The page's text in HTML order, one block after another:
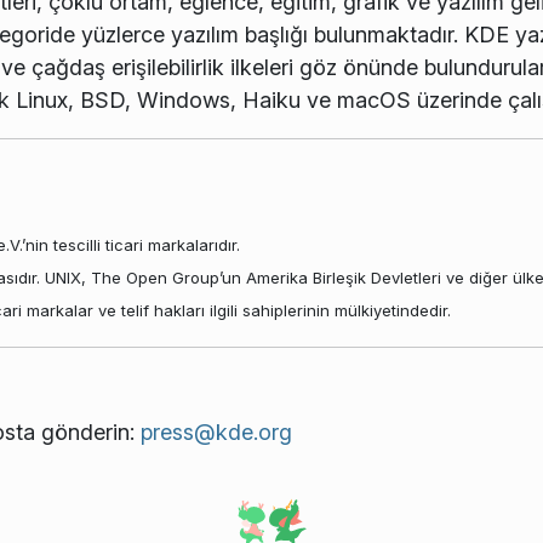
yüzlerce yazılım başlığı bulunmaktadır. KDE
çağdaş erişilebilirlik ilkeleri göz önünde
Linux, BSD, Windows, Haiku ve macOS üzerinde
tescilli ticari markalarıdır.
UNIX, The Open Group’un Amerika Birleşik Devletleri ve diğer
markalar ve telif hakları ilgili sahiplerinin mülkiyetindedir.
gönderin: press@kde.org